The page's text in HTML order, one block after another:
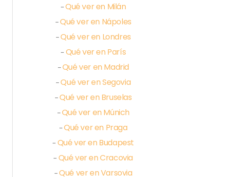
–Qué ver en Milán
–Qué ver en Nápoles
–Qué ver en Londres
– Qué ver en París
–Qué ver en Madrid
–Qué ver en Segovia
–Qué ver en Bruselas
–Qué ver en Múnich
–Qué ver en Praga
– Qué ver en Budapest
– Qué ver en Cracovia
–Qué ver en Varsovia